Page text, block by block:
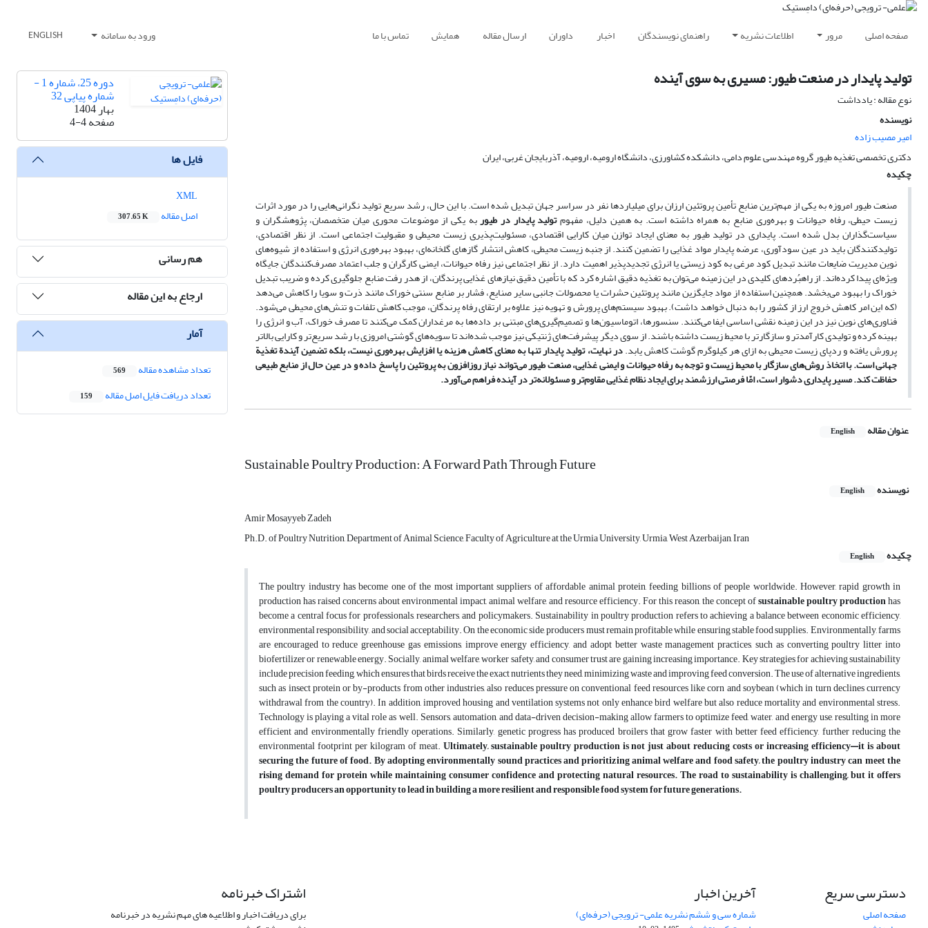
صفحه اصلی مرور اطلاعات نشریه راهنمای نویسندگان اخبار داوران ارسال مقاله همایش تماس با ما ورود به سامانه ENGLISH
تولید پایدار در صنعت طیور: مسیری به سوی آینده
نوع مقاله : یادداشت
نویسنده
امیر مصیب زاده
دکتری تخصصی تغذیه طیور گروه مهندسی علوم دامی، دانشکده کشاورزی، دانشگاه ارومیه، ارومیه، آذربایجان غربی، ایران
چکیده
صنعت طیور امروزه به یکی از مهم‌ترین منابع تأمین پروتئین ارزان برای میلیاردها نفر در سراسر جهان تبدیل شده است. با این حال، رشد سریع تولید نگرانی‌هایی را در مورد اثرات
زیست حیطی، رفاه حیوانات و بهره‌وری منابع به همراه داشته است. به همین دلیل، مفهومتولید پایدار در طیوربه یکی از موضوعات محوری میان متخصصان، پژوهشگران و
سیاست‌گذاران بدل شده است. پایداری در تولید طیور به معنای ایجاد توازن میان کارایی اقتصادی، مسئولیت‌پذیری زیست محیطی و مقبولیت اجتماعی است. از نظر اقتصادی،
تولیدکنندگان باید در عین سودآوری، عرضه پایدار مواد غذایی را تضمین کنند. از جنبه زیست‌ محیطی، کاهش انتشار گازهای گلخانه‌ای، بهبود بهره‌وری انرژی و استفاده از شیوه‌های
نوین مدیریت ضایعات مانند تبدیل کود مرغی به کود زیستی یا انرژی تجدیدپذیر اهمیت دارد. از نظر اجتماعی نیز رفاه حیوانات، ایمنی کارگران و جلب اعتماد مصرف‌کنندگان جایگاه
ویژه‌ای پیدا کرده‌اند. از راهبُردهای کلیدی در این زمینه می‌توان به تغذیه دقیق اشاره کرد که با تأمین دقیق نیازهای غذایی پرندگان، از هدر رفت منابع جلوگیری کرده و ضریب تبدیل
خوراک را بهبود می‌بخشد. همچنین استفاده از مواد جایگزین مانند پروتئین حشرات یا محصولات جانبی سایر صنایع، فشار بر منابع سنتی خوراک مانند ذرت و سویا را کاهش می‌دهد
(که این امر کاهش خروج ارز از کشور را به دنبال خواهد داشت). بهبود سیستم‌های پرورش و تهویه نیز علاوه بر ارتقای رفاه پرندگان، موجب کاهش تلفات و تنش‌های محیطی می‌شود.
فناوری‌های نوین نیز در این زمینه نقشی اساسی ایفا می‌کنند. سنسورها، اتوماسیون‌ها و تصمیم‌گیری‌های مبتنی بر داده‌ها به مرغداران کمک می‌کنند تا مصرف خوراک، آب و انرژی را
بهینه کرده و تولیدی کارآمدتر و سازگارتر با محیط زیست داشته باشند. از سوی دیگر پیشرفت‌های ژنتیکی نیز موجب شده‌اند تا سویه‌های گوشتی امروزی با رشد سریع‌تر و کارایی بالاتر
پرورش یافته و ردپای زیست ‌محیطی به ازای هر کیلوگرم گوشت کاهش یابد.در نهایت، تولید پایدار تنها به معنای کاهش هزینه یا افزایش بهره‌وری نیست، بلکه تضمین آیندة تغذیة
جهانی است. با اتخاذ روش‌های سازگار با محیط زیست و توجه به رفاه حیوانات و ایمنی غذایی، صنعت طیور می‌تواند نیاز روزافزون به پروتئین را پاسخ داده و در عین حال از منابع طبیعی
حفاظت کند. مسیر پایداری دشوار است، امّا فرصتی ارزشمند برای ایجاد نظام غذایی مقاوم‌تر و مسئولانه‌تر در آینده فراهم می‌آورد.
عنوان مقاله English
Sustainable Poultry Production: A Forward Path Through Future
نویسنده English
Amir Mosayyeb Zadeh
Ph.D. of Poultry Nutrition, Department of Animal Science, Faculty of Agriculture at the Urmia University, Urmia, West Azerbaijan, Iran
چکیده
English
The poultry industry has become one of the most important suppliers of affordable animal protein, feeding billions of people worldwide. However, rapid growth in
production has raised concerns about environmental impact, animal welfare, and resource efficiency. For this reason, the concept ofsustainable poultry productionhas
become a central focus for professionals, researchers, and policymakers. Sustainability in poultry production refers to achieving a balance between economic efficiency,
environmental responsibility, and social acceptability. On the economic side, producers must remain profitable while ensuring stable food supplies. Environmentally, farms
are encouraged to reduce greenhouse gas emissions, improve energy efficiency, and adopt better waste management practices, such as converting poultry litter into
biofertilizer or renewable energy. Socially, animal welfare, worker safety, and consumer trust are gaining increasing importance. Key strategies for achieving sustainability
include precision feeding, which ensures that birds receive the exact nutrients they need, minimizing waste and improving feed conversion. The use of alternative ingredients,
such as insect protein or by-products from other industries, also reduces pressure on conventional feed resources like corn and soybean (which in turn declines currency
withdrawal from the country). In addition, improved housing and ventilation systems not only enhance bird welfare but also reduce mortality and environmental stress.
Technology is playing a vital role as well. Sensors, automation, and data-driven decision-making allow farmers to optimize feed, water, and energy use, resulting in more
efficient and environmentally friendly operations. Similarly, genetic progress has produced broilers that grow faster with better feed efficiency, further reducing the
environmental footprint per kilogram of meat.Ultimately, sustainable poultry production is not just about reducing costs or increasing efficiency—it is about
securing the future of food. By adopting environmentally sound practices and prioritizing animal welfare and food safety, the poultry industry can meet the
rising demand for protein while maintaining consumer confidence and protecting natural resources. The road to sustainability is challenging, but it offers
poultry producers an opportunity to lead in building a more resilient and responsible food system for future generations.
دوره 25، شماره 1 -
شماره پیاپی 32
بهار 1404
صفحه4-4
فایل ها
اصل مقاله
307.65 K
هم رسانی
ارجاع به این مقاله
آمار
تعداد مشاهده مقاله 569
تعداد دریافت فایل اصل مقاله 159
دسترسی سریع
صفحه اصلی
آخرین اخبار
شماره سی و ششم نشریه علمی- ترویجی (حرفه‌ای)
اشتراک خبرنامه
برای دریافت اخبار و اطلاعیه های مهم نشریه در خبرنامه